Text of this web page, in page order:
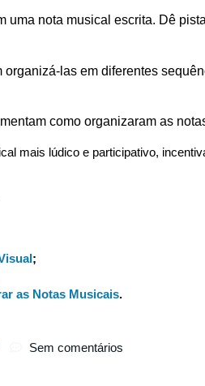
uma nota musical escrita. Dê
las em diferentes
como organizaram as
mais lúdico e participativo,
;
as Notas Musicais.
Sem comentários